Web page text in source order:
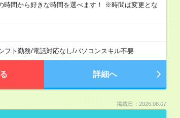
時間から好きな時間を選べます！ ※時間は変更とな
フト勤務/電話対応なし/パソコンスキル不要
詳細へ
掲載日：2026.08.07